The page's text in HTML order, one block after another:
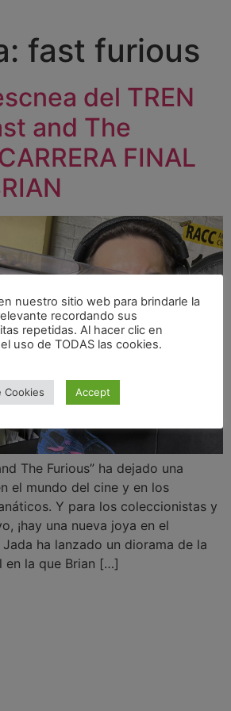
fast furious
del TREN
and The
FINAL
The Furious” ha dejado una
el mundo del cine y en los
Y para los coleccionistas y
¡hay una nueva joya en el
ha lanzado un diorama de la
en la que Brian […]
nuestro sitio web para brindarle la
recordando sus
repetidas. Al hacer clic en
uso de TODAS las cookies.
Cookies Accept